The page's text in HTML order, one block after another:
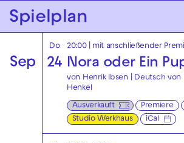
Zur Hauptnavigation springen
Zum Hauptinhalt springen Zum
Spielplan
Sep
Do
24
20:00 | mit anschließender
Nora oder Ein
von Henrik Ibsen | Deutsch
Henkel
Ausverkauft Premiere
Studio Werkhaus
iCal